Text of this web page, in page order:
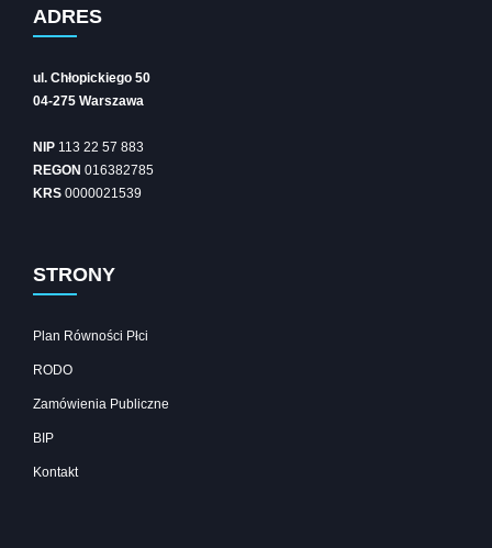
ADRES
ul. Chłopickiego 50
04-275 Warszawa
NIP 113 22 57 883
REGON 016382785
KRS 0000021539
STRONY
Plan Równości Płci
RODO
Zamówienia Publiczne
BIP
Kontakt